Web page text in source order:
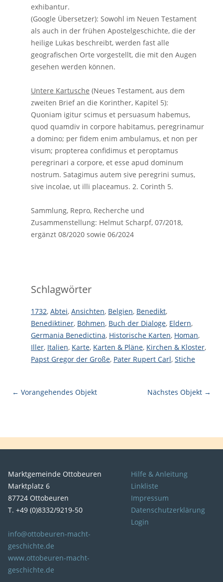
exhibantur.
(Google Übersetzer): Sowohl im Neuen Testament
als auch in der frühen Apostelgeschichte, die der
heilige Lukas beschreibt, werden fast alle
geografischen Orte vorgestellt, die mit den Augen
gesehen werden können.
Untere Kartusche (Neues Testament, aus dem
zweiten Brief an die Korinther, Kapitel 5):
Quoniam igitur scimus et persuasum habemus,
quod quamdiv in corpore habitamus, peregrinamur
a domino; per fidem enim ambulamus, et non per
visum; propterea confidimus et peroptamus
peregrinari a corpore, et esse apud dominum
nostrum. Satagimus autem sive peregrini sumus,
sive incolae, ut illi placeamus. 2. Corinth 5.
Sammlung, Repro, Recherche und
Zusammenstellung: Helmut Scharpf, 07/2018,
ergänzt 08/2020 sowie 06/2024
Schlagwörter
1732, Abtei, Ansichten, Belgien, Benedikt,
Benediktiner, Böhmen, Buch der Dialoge, Eldern,
Germania Benedictina, Historische Karten, Homan,
Iller, Italien, Karte, Karten & Pläne, Kirchen & Kloster,
Papst Gregor der Große, Pater Rupert Carl, Stiche
← Vorangehendes Objekt Nächstes Objekt →
Marktgemeinde Ottobeuren
Marktplatz 6
87724 Ottobeuren
T. +49 (0)8332/9219-50
info@ottobeuren-macht-
geschichte.de
www.ottobeuren-macht-
geschichte.de
Hilfe & Anleitung
Linkliste
Impressum
Datenschutzerklärung
Login